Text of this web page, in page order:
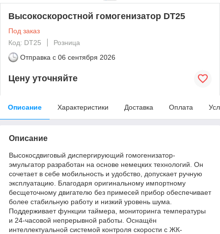
Высокоскоростной гомогенизатор DT25
Под заказ
Код: DT25
Розница
Отправка с 06 сентября 2026
Цену уточняйте
Описание Характеристики Доставка Оплата
Описание
Высокосдвиговый диспергирующий гомогенизатор-
эмульгатор разработан на основе немецких технологий. Он
сочетает в себе мобильность и удобство, допускает ручную
эксплуатацию. Благодаря оригинальному импортному
бесщеточному двигателю без примесей прибор обеспечивает
более стабильную работу и низкий уровень шума.
Поддерживает функции таймера, мониторинга температуры
и 24-часовой непрерывной работы. Оснащён
интеллектуальной системой контроля скорости с ЖК-